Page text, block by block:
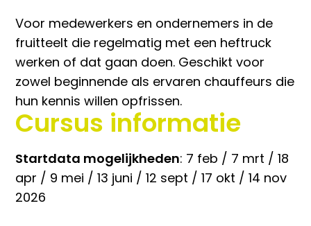
Voor medewerkers en ondernemers in de
fruitteelt die regelmatig met een heftruck
werken of dat gaan doen. Geschikt voor
zowel beginnende als ervaren chauffeurs die
hun kennis willen opfrissen.
Cursus informatie
Startdata mogelijkheden: 7 feb / 7 mrt / 18
apr / 9 mei / 13 juni / 12 sept / 17 okt / 14 nov
2026